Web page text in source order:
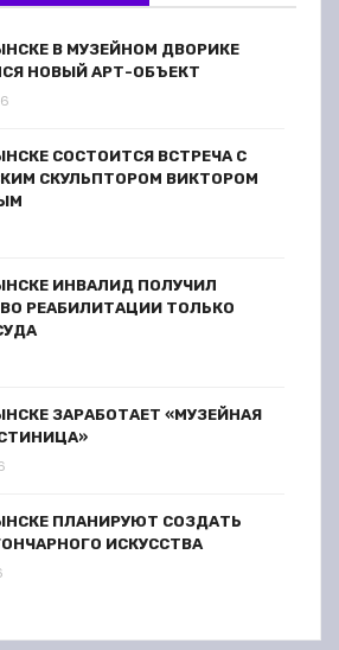
В МУЗЕЙНОМ ДВОРИКЕ
НОВЫЙ АРТ-ОБЪЕКТ
СОСТОИТСЯ ВСТРЕЧА С
СКУЛЬПТОРОМ ВИКТОРОМ
ИНВАЛИД ПОЛУЧИЛ
РЕАБИЛИТАЦИИ ТОЛЬКО
ЗАРАБОТАЕТ «МУЗЕЙНАЯ
ПЛАНИРУЮТ СОЗДАТЬ
ИСКУССТВА